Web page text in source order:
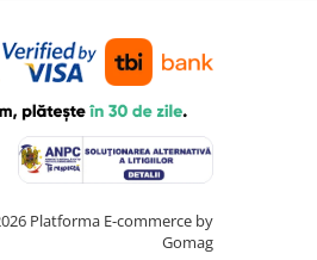
Platforma E-commerce by
Gomag